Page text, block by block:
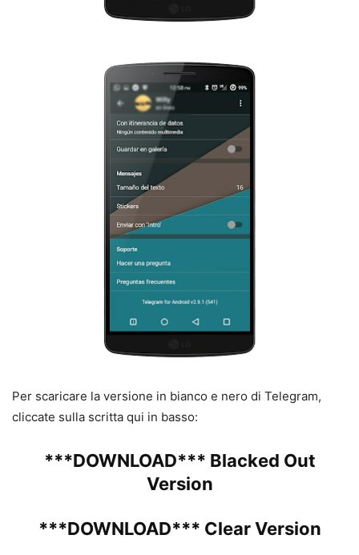
Per scaricare la versione in bianco e nero di Telegram,
cliccate sulla scritta qui in basso:
***DOWNLOAD*** Blacked Out
Version
***DOWNLOAD*** Clear Version